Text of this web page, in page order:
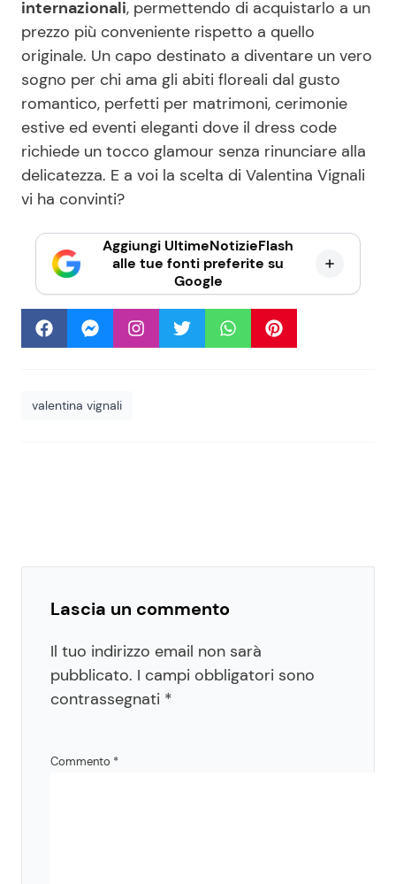
internazionali, permettendo di acquistarlo a un
prezzo più conveniente rispetto a quello
originale. Un capo destinato a diventare un vero
sogno per chi ama gli abiti floreali dal gusto
romantico, perfetti per matrimoni, cerimonie
estive ed eventi eleganti dove il dress code
richiede un tocco glamour senza rinunciare alla
delicatezza. E a voi la scelta di Valentina Vignali
vi ha convinti?
Aggiungi UltimeNotizieFlash
alle tue fonti preferite su
Google
valentina vignali
Lascia un commento
Il tuo indirizzo email non sarà
pubblicato. I campi obbligatori sono
contrassegnati *
Commento *